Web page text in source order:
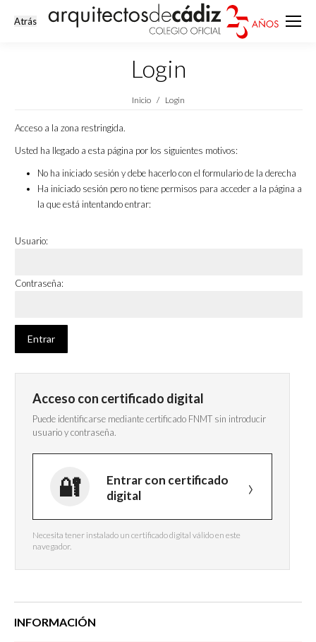
Login
Estás aquí:
Inicio Login
Acceso a la zona restringida.
Usted ha llegado a esta página por los siguientes motivos:
No ha iniciado sesión y debe hacerlo con el formulario de la derecha
Ha iniciado sesión pero no tiene permisos para acceder a la página a
la que está intentando entrar:
Usuario:
Contraseña:
Acceso con certificado digital
Puede identificarse mediante certificado FNMT sin introducir
usuario y contraseña.
Entrar con certificado
digital
Necesita tener instalado un certificado digital válido en este
navegador.
INFORMACIÓN